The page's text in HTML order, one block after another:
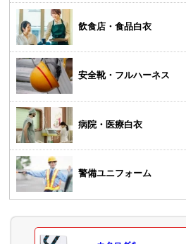
飲食店・食品白衣
安全靴・フルハーネス
病院・医療白衣
警備ユニフォーム